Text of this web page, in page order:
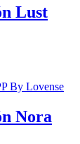
Lust
Nora